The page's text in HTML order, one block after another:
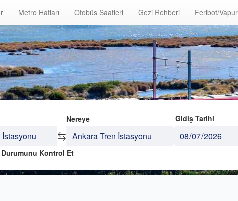
Metro Hatları Otobüs Saatleri Gezi Rehberi Feribot/Vapur
Nereye
Gidiş Tarihi
Kontrol Et